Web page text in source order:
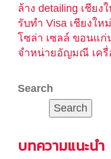
ล้าง detailing เชียง
รับทำ Visa เชียงใหม่
โซล่า เซลล์ ขอนแก่
จำหน่ายอัญมณี เครื่
Search
Search
บทความแนะนำ